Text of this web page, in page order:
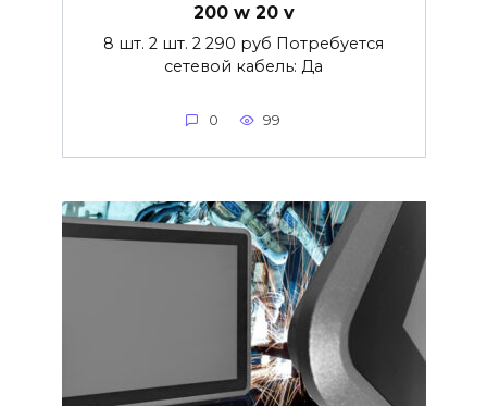
200 w 20 v
8 шт. 2 шт. 2 290 руб Потребуется
сетевой кабель: Да
0 99